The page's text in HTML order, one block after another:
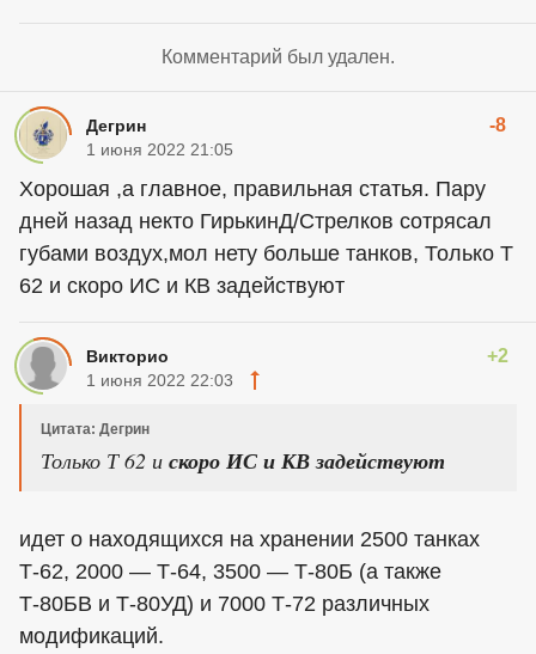
Комментарий был удален.
Дегрин -8
1 июня 2022 21:05
Хорошая ,а главное, правильная статья. Пару
дней назад некто ГирькинД/Стрелков сотрясал
губами воздух,мол нету больше танков, Только Т
62 и скоро ИС и КВ задействуют
Викторио +2
1 июня 2022 22:03
Цитата: Дегрин
Только Т 62 и скоро ИС и КВ задействуют
идет о находящихся на хранении 2500 танках
Т-62, 2000 — Т-64, 3500 — Т-80Б (а также
Т-80БВ и Т-80УД) и 7000 Т-72 различных
модификаций.